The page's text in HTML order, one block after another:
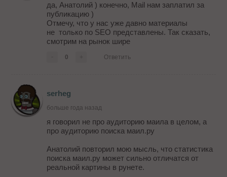
да, Анатолий ) конечно, Mail нам заплатил за
публикацию )
Отмечу, что у нас уже давно материалы
не только по SEO представлены. Так сказать,
смотрим на рынок шире
0 Ответить
serheg
больше года назад
я говорил не про аудиторию маила в целом, а
про аудиторию поиска маил.ру
Анатолий повторил мою мысль, что статистика
поиска маил.ру может сильно отличатся от
реальной картины в рунете.